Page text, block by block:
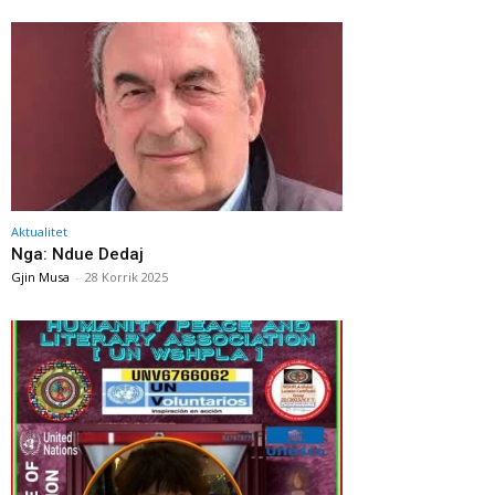
Aktualitet
Nga: Ndue Dedaj
Gjin Musa - 28 Korrik 2025